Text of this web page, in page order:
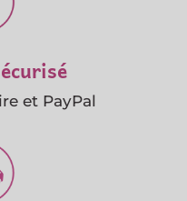
et PayPal